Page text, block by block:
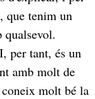
que tenim un
qualsevol.
per tant, és un
amb molt de
molt bé la